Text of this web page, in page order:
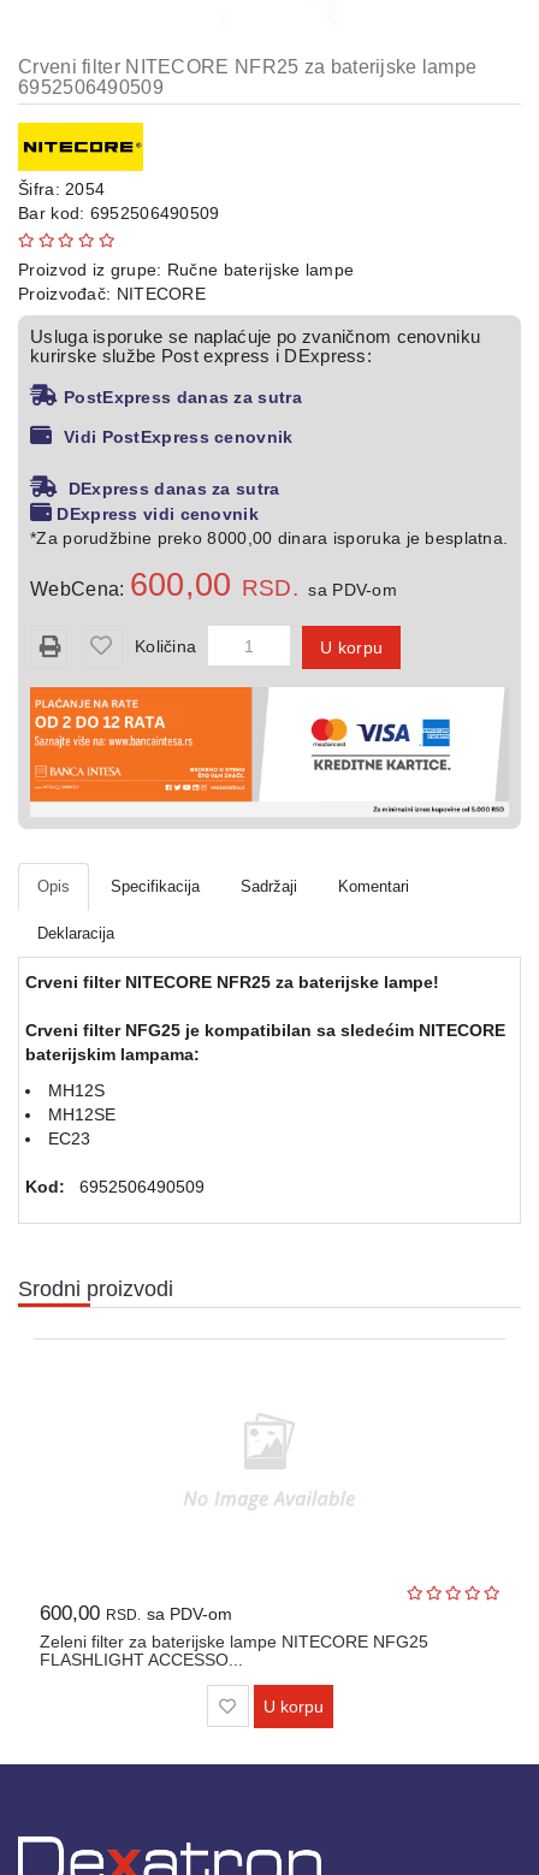
za
gume
za
vozila
Baterijske
Punjači
baterija
Powerbank
LED
sijalice
za
kuću
Svetiljke
Razno
Crveni filter NITECORE NFR25 za baterijske lampe
6952506490509
Šifra: 2054
Bar kod: 6952506490509
Proizvod iz grupe: Ručne baterijske lampe
Proizvođač: NITECORE
Usluga isporuke se naplaćuje po zvaničnom cenovniku
kurirske službe Post express i DExpress:
PostExpress danas za sutra
Vidi PostExpress cenovnik
DExpress danas za sutra
DExpress vidi cenovnik
*Za porudžbine preko 8000,00 dinara isporuka je besplatna.
WebCena: 600,00 RSD. sa PDV-om
Količina U korpu
Opis Specifikacija Sadržaji Komentari
Deklaracija
Crveni filter NITECORE NFR25 za baterijske lampe!
Crveni filter NFG25 je kompatibilan sa sledećim NITECORE
baterijskim lampama:
MH12S
MH12SE
EC23
Kod: 6952506490509
Srodni proizvodi
600,00 RSD.
sa PDV-om
Zeleni filter za baterijske lampe NITECORE NFG25
FLASHLIGHT ACCESSO...
U korpu